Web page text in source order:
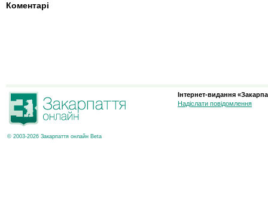
Коментарі
© 2003-2026 Закарпаття онлайн Beta
Інтернет-видання
Надіслати повідомлення